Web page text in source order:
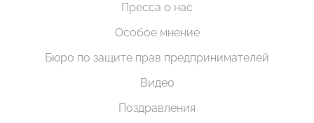
Пресса о нас
Особое мнение
Бюро по защите прав предпринимателей
Видео
Поздравления